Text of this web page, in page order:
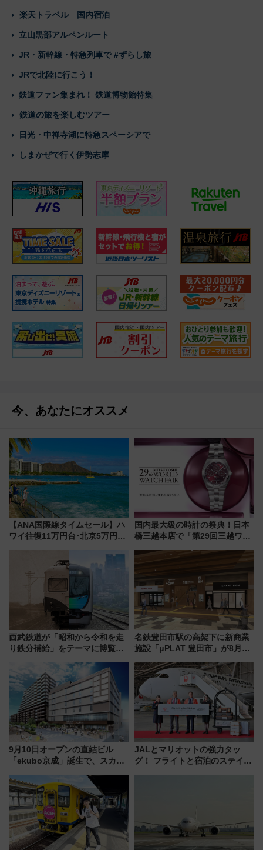
楽天トラベル 国内宿泊
立山黒部アルペンルート
JR・新幹線・特急列車で #ずらし旅
JRで北陸に行こう！
鉄道ファン集まれ！ 鉄道博物館特集
鉄道の旅を楽しむツアー
日光・中禅寺湖に特急スペーシアで
しまかぜで行く伊勢志摩
今、あなたにオススメ
【ANA国際線タイムセール】ハ
ワイ往復11万円台･北京5万円台
来春のGW旅行まで狙える激ア
ツ路線まとめ（8/10まで）
国内最大級の時計の祭典！日本
橋三越本店で「第29回三越ワー
【2026年8月5日～25日】
西武鉄道が「昭和から令和を走
り鉄分補給」をテーマに博覧会
14日から 新車両「トキイロ」体
験ブースも アクセスや申込方法
を解説
名鉄豊田市駅の高架下に新商業
施設「μPLAT 豊田市」が8月26
たな玄関口へ
9月10日オープンの直結ビル
「ekubo京成」誕生で、スカイ
新鎌ヶ谷はどう変わる？ 全テナ
ント情報も公開！
JALとマリオットの強力タッ
グ！ フライトと宿泊のステイタ